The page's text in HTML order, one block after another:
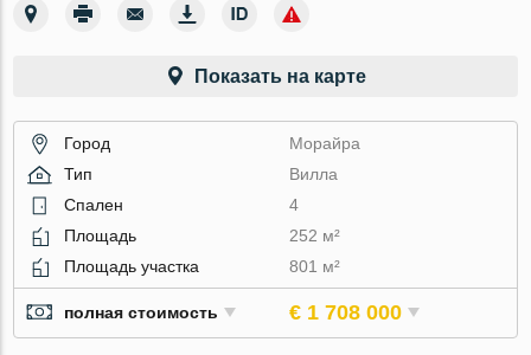
Показать на карте
Город
Морайра
Тип
Вилла
Спален
4
Площадь
252 м²
Площадь участка
801 м²
полная стоимость € 1 708 000